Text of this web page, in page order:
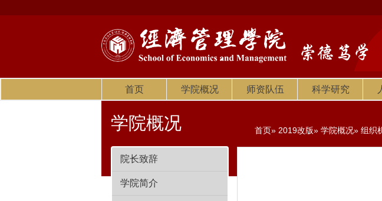
首页 学院概况 师资队伍 科学研究
学院概况
院长致辞
学院简介
首页» 2019改版» 学院概况» 组织